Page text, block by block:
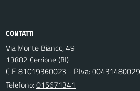
CONTATTI
Via Monte Bianco, 49
13882 Cerrione (BI)
C.F. 81019360023 - P.Iva: 00431480029
Telefono:015671341